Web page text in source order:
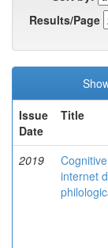
Results/Page
Issue
Date
Title
2019
internet